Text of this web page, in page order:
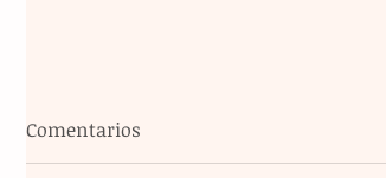
Comentarios